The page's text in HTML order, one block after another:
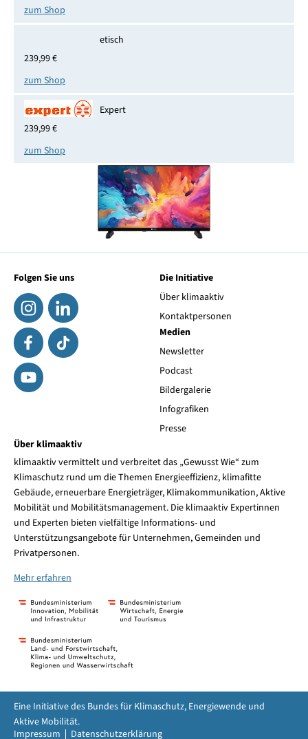
zum Shop
etisch
239,99 €
zum Shop
Expert
239,99 €
zum Shop
Folgen Sie uns
Die Initiative
Über klimaaktiv
Kontaktpersonen
Medien
Newsletter
Podcast
Bildergalerie
Infografiken
Presse
Über klimaaktiv
klimaaktiv vermittelt und verbreitet das „Gewusst Wie“ zum
Klimaschutz rund um die Themen Energieeffizienz, klimafitte
Gebäude, erneuerbare Energieträger, Klimakommunikation, Aktive
Mobilität und Mobilitätsmanagement. Die klimaaktiv Expertinnen
und Experten bieten vielfältige Informations- und
Unterstützungsangebote für Unternehmen, Gemeinden und
Privatpersonen.
Mehr erfahren
Impressum Datenschutzerklärung
Eine Initiative des Bundes für Klimaschutz, Energiewende und
Aktive Mobilität.